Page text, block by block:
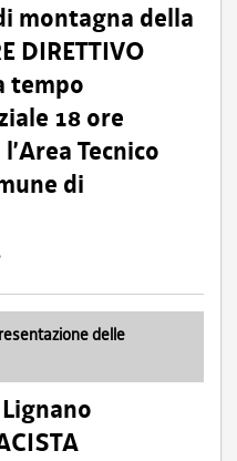
montagna della
DIRETTIVO
tempo
18 ore
Tecnico
di
delle